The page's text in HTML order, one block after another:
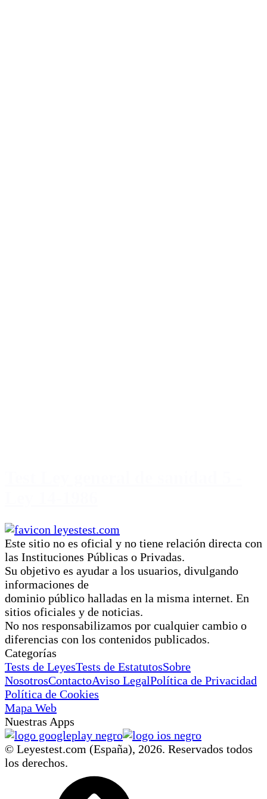
Este sitio no es oficial y no tiene relación directa con
las Instituciones Públicas o Privadas.
Su objetivo es ayudar a los usuarios, divulgando
informaciones de
dominio público halladas en la misma internet. En
sitios oficiales y de noticias.
No nos responsabilizamos por cualquier cambio o
diferencias con los contenidos publicados.
Categorías
Tests de LeyesTests de EstatutosSobre
NosotrosContactoAviso LegalPolítica de Privacidad
Política de Cookies
Mapa Web
Nuestras Apps
© Leyestest.com (España), 2026. Reservados todos
los derechos.